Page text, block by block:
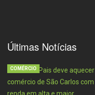
Últimas Notícias
COMÉRCIO